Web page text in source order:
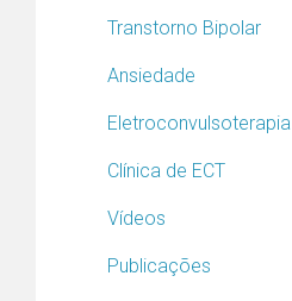
Transtorno Bipolar
Ansiedade
Eletroconvulsoterapia
Clínica de ECT
Vídeos
Publicações